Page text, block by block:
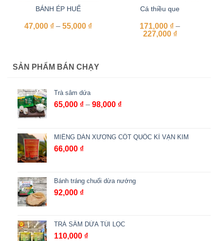
BÁNH ÉP HUẾ
47,000 ₫ – 55,000 ₫Khoảng
55,000 ₫
Cá thiều que
171,000 ₫ –
227,000 ₫Khoảng
SẢN PHẨM BÁN CHẠY
Trà sâm dứa
65,000 ₫ – 98,000 ₫Khoảng
65,000 ₫
MIẾNG DÁN XƯƠNG CỐT QUỐC KÌ VẠN KIM
66,000 ₫
Bánh tráng chuối dừa nướng
92,000 ₫
TRÀ SÂM DỨA TÚI LỌC
110,000 ₫